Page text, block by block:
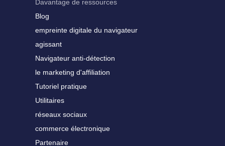
Davantage de ressources
Blog
empreinte digitale du navigateur
agissant
Navigateur anti-détection
le marketing d'affiliation
Tutoriel pratique
Utilitaires
réseaux sociaux
commerce électronique
Partenaire